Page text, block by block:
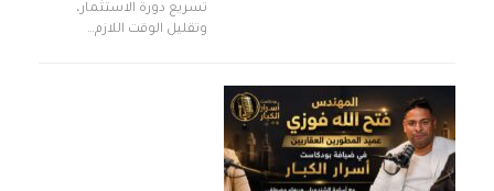
تسريع دورة الاستثمار،
وتقليل الوقت اللازم…